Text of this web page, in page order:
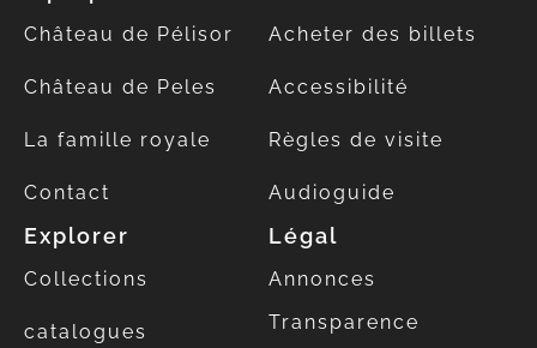
Château de Pélisor
Château de Peles
La famille royale
Contact
Acheter des billets
Accessibilité
Règles de visite
Audioguide
Explorer
Collections
catalogues
Légal
Annonces
Transparence